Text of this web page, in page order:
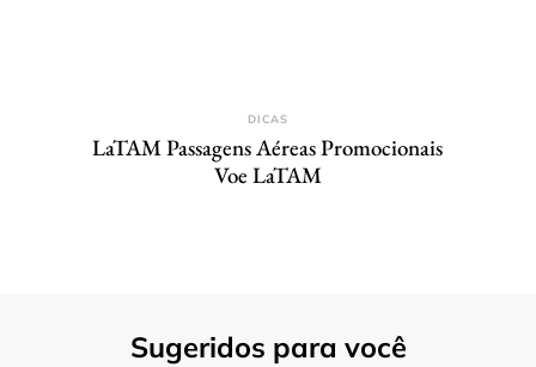
DICAS
LaTAM Passagens Aéreas Promocionais
Voe LaTAM
Sugeridos para você